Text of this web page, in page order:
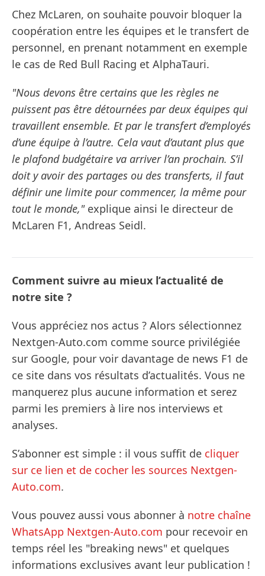
Chez McLaren, on souhaite pouvoir bloquer la
coopération entre les équipes et le transfert de
personnel, en prenant notamment en exemple
le cas de Red Bull Racing et AlphaTauri.
"Nous devons être certains que les règles ne
puissent pas être détournées par deux équipes qui
travaillent ensemble. Et par le transfert d’employés
d’une équipe à l’autre. Cela vaut d’autant plus que
le plafond budgétaire va arriver l’an prochain. S’il
doit y avoir des partages ou des transferts, il faut
définir une limite pour commencer, la même pour
tout le monde,"explique ainsi le directeur de
McLaren F1, Andreas Seidl.
Comment suivre au mieux l’actualité de
notre site ?
Vous appréciez nos actus ? Alors sélectionnez
Nextgen-Auto.com comme source privilégiée
sur Google, pour voir davantage de news F1 de
ce site dans vos résultats d’actualités. Vous ne
manquerez plus aucune information et serez
parmi les premiers à lire nos interviews et
analyses.
S’abonner est simple : il vous suffit de cliquer
sur ce lien et de cocher les sources Nextgen-
Auto.com.
Vous pouvez aussi vous abonner à notre chaîne
WhatsApp Nextgen-Auto.com pour recevoir en
temps réel les "breaking news" et quelques
informations exclusives avant leur publication !